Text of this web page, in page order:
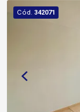
Localizado
Éden,
vias da
com grande
atendida
público e
Cód. 342071